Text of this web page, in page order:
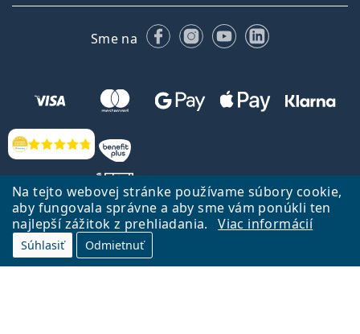
Na tejto webovej stránke používame súbory cookie,
aby fungovala správne a aby sme vám ponúkli ten
najlepší zážitok z prehliadania.
Viac informácií
Súhlasiť Odmietnuť
Hodnotenia
Sme na FacebookuInstagrame
YouTubeLinkedIn
Späť na Úvodnu stránku
Lentiamo.sk vlastní a prevádzkuje spoločnosť Lentiamo s.r.o., Česká